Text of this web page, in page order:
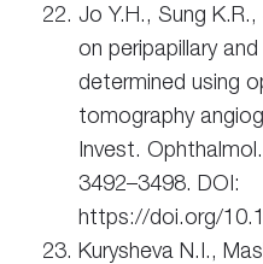
Jo Y.H., Sung
on peripapillary
determined using
tomography
Invest.
3492–3498. DOI:
https://doi.org/
Kurysheva N.I.,